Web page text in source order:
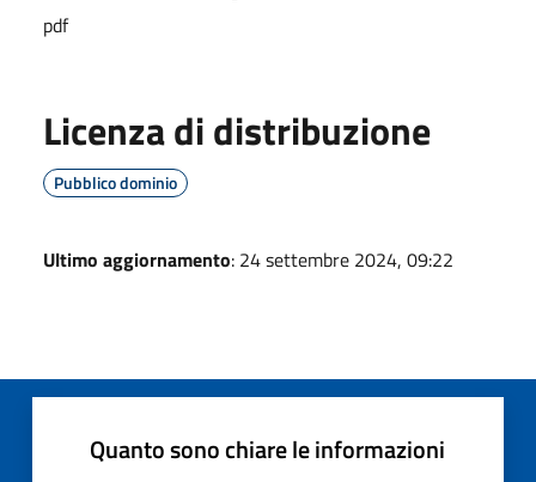
pdf
Licenza di distribuzione
Pubblico dominio
Ultimo aggiornamento: 24 settembre 2024, 09:22
Quanto sono chiare le informazioni